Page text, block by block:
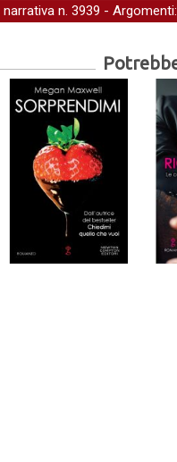
narrativa n. 3939 -